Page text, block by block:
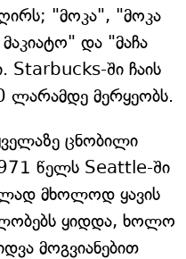
"მოკა", "მოკა
და "მაჩა
ში ჩაის
მერყეობს.
ცნობილი
წელს Seattle-ში
მხოლოდ ყავის
ყიდდა, ხოლო
მოგვიანებით